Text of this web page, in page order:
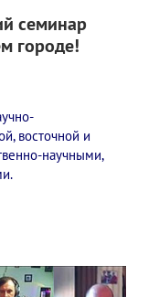
семинар
городе!
восточной и
научными,